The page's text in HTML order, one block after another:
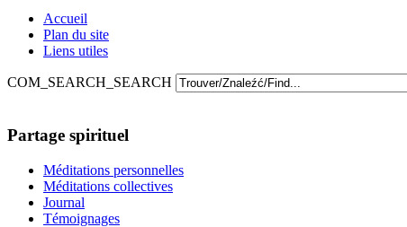
Accueil
Plan du site
Liens utiles
COM_SEARCH_SEARCH
Partage spirituel
Méditations personnelles
Méditations collectives
Journal
Témoignages